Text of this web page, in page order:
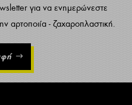
για να ενημερώνεστε
αρτοποιία - ζαχαροπλαστική.